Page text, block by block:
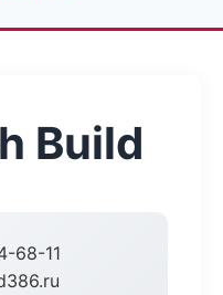
Build
68-11